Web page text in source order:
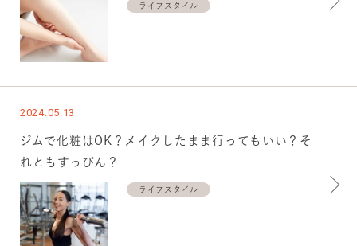
ライフスタイル
2024.05.13
ジムで化粧はOK？メイクしたまま行ってもいい？そ
れともすっぴん？
ライフスタイル